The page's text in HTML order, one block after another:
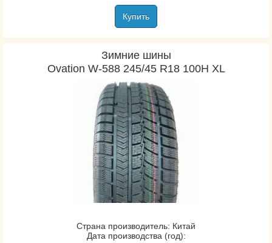
Купить
Зимние шины
Ovation W-588 245/45 R18 100H XL
Страна производитель: Китай
Дата производства (год):